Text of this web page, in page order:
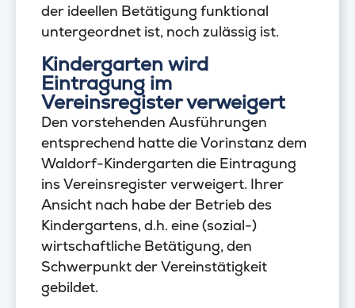
der ideellen Betätigung funktional
untergeordnet ist, noch zulässig ist.
Kindergarten wird
Eintragung im
Vereinsregister verweigert
Den vorstehenden Ausführungen
entsprechend hatte die Vorinstanz dem
Waldorf-Kindergarten die Eintragung
ins Vereinsregister verweigert. Ihrer
Ansicht nach habe der Betrieb des
Kindergartens, d.h. eine (sozial-)
wirtschaftliche Betätigung, den
Schwerpunkt der Vereinstätigkeit
gebildet.